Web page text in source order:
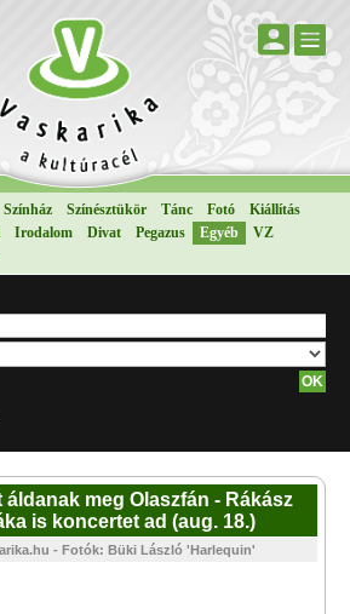
Színház Színésztükör Tánc Fotó
Kiállítás
Irodalom Divat Pegazus Egyéb
VZ
meg Olaszfán - Rákász
is koncertet ad (aug. 18.)
- Fotók: Büki László 'Harlequin'